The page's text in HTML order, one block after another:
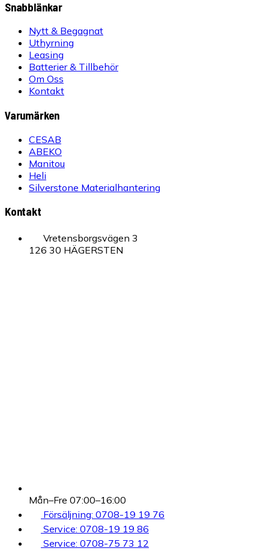
Snabblänkar
Nytt & Begagnat
Uthyrning
Leasing
Batterier & Tillbehör
Om Oss
Kontakt
Varumärken
CESAB
ABEKO
Manitou
Heli
Silverstone Materialhantering
Kontakt
Vretensborgsvägen 3
126 30 HÄGERSTEN
Mån–Fre 07:00–16:00
Försäljning: 0708-19 19 76
Service: 0708-19 19 86
Service: 0708-75 73 12